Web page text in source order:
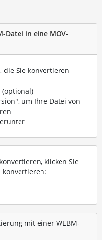
Datei in eine MOV-
die Sie konvertieren
um Ihre Datei von
klicken Sie
konvertieren:
mit einer WEBM-